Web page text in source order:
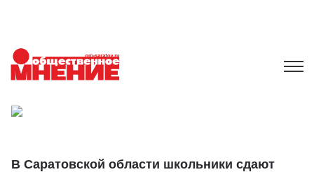
В Саратовской области школьники сдают